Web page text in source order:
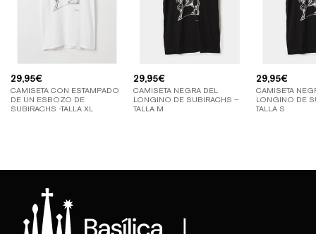
29,95€
CAMISETA CON ESTAMPADO
DE UN ESBOZO DE
SUBIRACHS -TALLA XL
29,95€
CAMISETA NEGRA DEL
LONGINO DE SUBIRACHS –
TALLA M
29,95€
CAMISETA
LONGINO DE
TALLA S